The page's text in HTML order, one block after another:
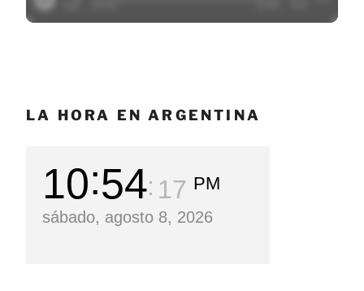
LA HORA EN ARGENTINA
10 54 18 PM
sábado, agosto 8, 2026